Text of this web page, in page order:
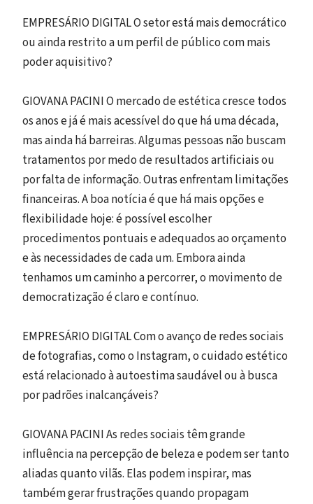
EMPRESÁRIO DIGITAL O setor está mais democrático
ou ainda restrito a um perfil de público com mais
poder aquisitivo?
GIOVANA PACINI O mercado de estética cresce todos
os anos e já é mais acessível do que há uma década,
mas ainda há barreiras. Algumas pessoas não buscam
tratamentos por medo de resultados artificiais ou
por falta de informação. Outras enfrentam limitações
financeiras. A boa notícia é que há mais opções e
flexibilidade hoje: é possível escolher
procedimentos pontuais e adequados ao orçamento
e às necessidades de cada um. Embora ainda
tenhamos um caminho a percorrer, o movimento de
democratização é claro e contínuo.
EMPRESÁRIO DIGITAL Com o avanço de redes sociais
de fotografias, como o Instagram, o cuidado estético
está relacionado à autoestima saudável ou à busca
por padrões inalcançáveis?
GIOVANA PACINI As redes sociais têm grande
influência na percepção de beleza e podem ser tanto
aliadas quanto vilãs. Elas podem inspirar, mas
também gerar frustrações quando propagam